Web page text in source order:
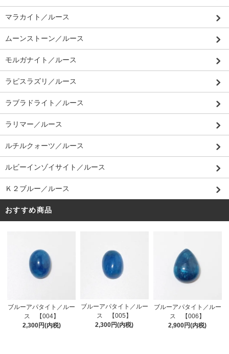
マラカイト／ルース
ムーンストーン／ルース
モルガナイト／ルース
ラピスラズリ／ルース
ラブラドライト／ルース
ラリマー／ルース
ルチルクォーツ／ルース
ルビーインゾイサイト／ルース
Ｋ２ブルー／ルース
おすすめ商品
ブルーアパタイト／ルー
ス 【004】
2,300円(内税)
ブルーアパタイト／ルー
ス 【005】
2,300円(内税)
ブルーアパタイト／ルー
ス 【006】
2,900円(内税)